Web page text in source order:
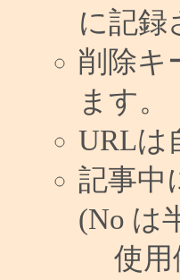
に記録
削除キ
ます。
URLは
記事中
(No は
使用